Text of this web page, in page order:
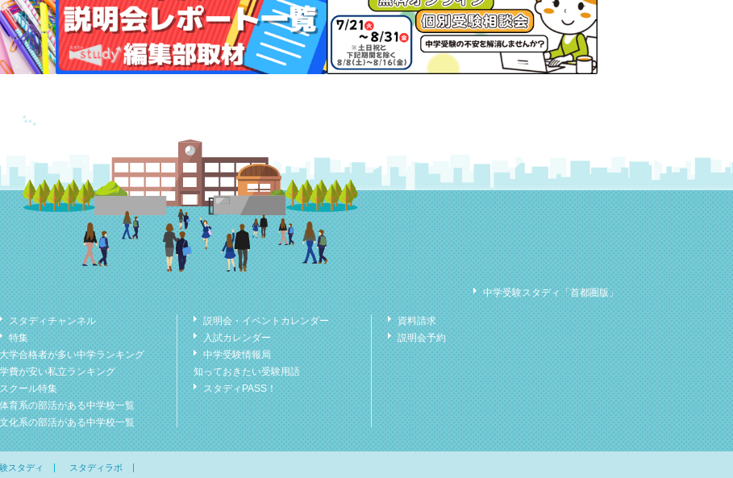
中学受験スタディ「首都圏版」
スタディチャンネル
特集
大学合格者が多い中学ランキング
学費が安い私立ランキング
スクール特集
体育系の部活がある中学校一覧
文化系の部活がある中学校一覧
説明会・イベントカレンダー
入試カレンダー
中学受験情報局
知っておきたい受験用語
スタディPASS！
資料請求
説明会予約
スタディ スタディラボ